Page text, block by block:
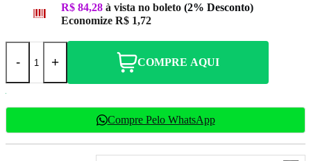
R$ 84,28 à vista no boleto (2% Desconto)
Economize R$ 1,72
- + COMPRE AQUI
Compre Pelo WhatsApp